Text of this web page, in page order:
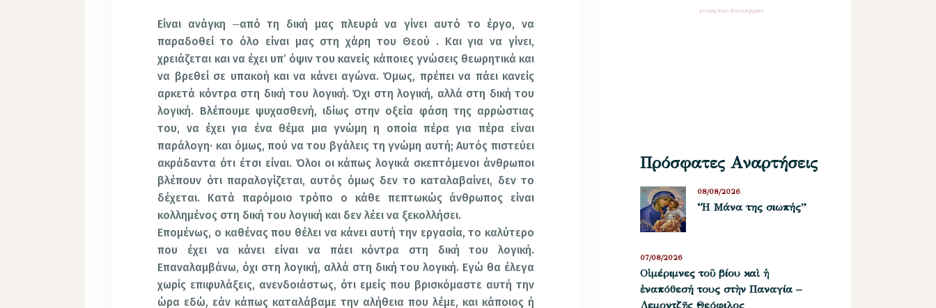
Είναι ανάγκη
από τη δική μας πλευρά να γίνει αυτό το έργο, να
παραδοθεί το όλο είναι μας στη χάρη του Θεού . Και για να γίνει,
χρειάζεται και να έχει υπ’ όψιν του κανείς κάποιες γνώσεις θεωρητικά και
να βρεθεί σε υπακοή και να κάνει αγώνα. Όμως, πρέπει να πάει κανείς
αρκετά κόντρα στη δική του λογική. Όχι στη λογική, αλλά στη δική του
λογική. Βλέπουμε ψυχασθενή, ιδίως στην οξεία φάση της αρρώστιας
του, να έχει για ένα θέμα μια γνώμη η οποία πέρα για πέρα είναι
παράλογη· και όμως, πού να του βγάλεις τη γνώμη αυτή; Αυτός πιστεύει
ακράδαντα ότι έτσι είναι. Όλοι οι κάπως λογικά σκεπτόμενοι άνθρωποι
βλέπουν ότι παραλογίζεται, αυτός όμως δεν το καταλαβαίνει, δεν το
δέχεται. Κατά παρόμοιο τρόπο ο κάθε πεπτωκώς άνθρωπος είναι
κολλημένος στη δική του λογική και δεν λέει να ξεκολλήσει.
Επομένως, ο καθένας που θέλει να κάνει αυτή την εργασία, το καλύτερο
που έχει να κάνει είναι να πάει κόντρα στη δική του λογική.
Επαναλαμβάνω, όχι στη λογική, αλλά στη δική του λογική. Εγώ θα έλεγα
χωρίς επιφυλάξεις, ανενδοιάστως, ότι εμείς που βρισκόμαστε αυτή την
ώρα εδώ, εάν κάπως καταλάβαμε την αλήθεια που λέμε, και κάποιος ή
Σύναξη Νέων Παλαιοχωρίου
Πρόσφατες Αναρτήσεις
“Η Μάνα της σιωπής”
08/08/2026
Οἱ μέριμνες τοῦ βίου καὶ ἡ
ἐναπόθεσή τους στὴν Παναγία –
Λεμοντζῆς Θεόφιλος
07/08/2026